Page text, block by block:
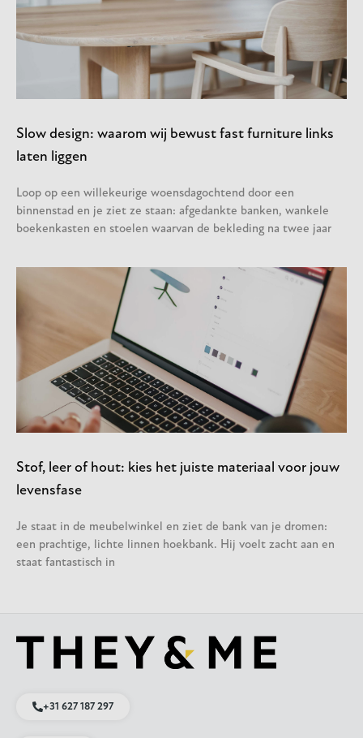
Slow design: waarom wij bewust fast furniture links
laten liggen
Loop op een willekeurige woensdagochtend door een
binnenstad en je ziet ze staan: afgedankte banken, wankele
boekenkasten en stoelen waarvan de bekleding na twee jaar
Stof, leer of hout: kies het juiste materiaal voor jouw
levensfase
Je staat in de meubelwinkel en ziet de bank van je dromen:
een prachtige, lichte linnen hoekbank. Hij voelt zacht aan en
staat fantastisch in
+31 627 187 297